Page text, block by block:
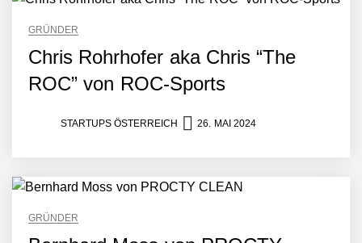
GRÜNDER
Chris Rohrhofer aka Chris “The
ROC” von ROC-Sports
STARTUPS ÖSTERREICH 26. MAI 2024
GRÜNDER